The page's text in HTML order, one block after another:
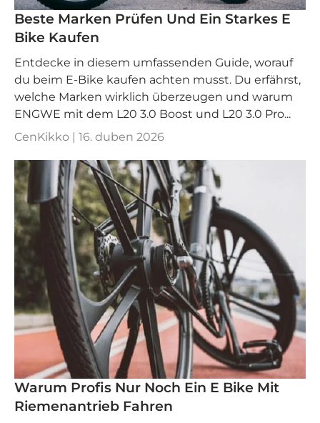
Beste Marken Prüfen Und Ein Starkes E
Bike Kaufen
Entdecke in diesem umfassenden Guide, worauf
du beim E-Bike kaufen achten musst. Du erfährst,
welche Marken wirklich überzeugen und warum
ENGWE mit dem L20 3.0 Boost und L20 3.0 Pro...
CenKikko | 16. duben 2026
Warum Profis Nur Noch Ein E Bike Mit
Riemenantrieb Fahren